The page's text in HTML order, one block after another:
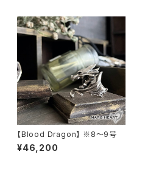
【Blood Dragon】 ※8〜9号
¥46,200